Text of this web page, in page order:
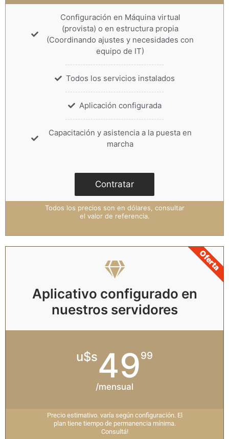
Configuración en Máquina virtual
(provista) o en estructura propia
(Coordinando ajustes y necesidades con
equipo de IT)
Todos los servicios instalados
Aplicación configurada
Capacitación y asistencia a la puesta en
marcha
Contratar
Todos los precios son en dólares, consultar
el valor de referencia.
Aplicativo configurado en
nuestros servidores
u$s4999
/mensual
Precio estimativo. varía según configuración. El
plan tiene tiempo de permanencia mínima.
Consultá!
Oferta